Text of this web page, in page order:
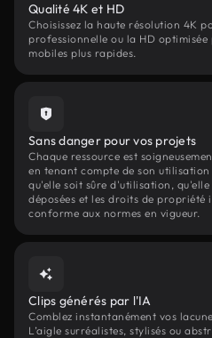
Qualité 4K et HD
Choisissez la haute résolution 4K
professionnelle ou la HD
mobiles plus rapides.
Sans danger pour vos projets
Chaque ressource est
en tenant compte de son
qu'elle soit sûre d'utilisation, qu'elle
déposées et les droits de propriété
conforme aux normes en vigueur.
Clips générés par l'IA
Comblez instantanément vos
L’aigle surréalistes, stylisés ou